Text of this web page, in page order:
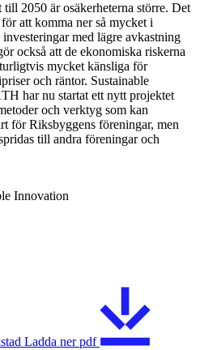
2050 är osäkerheterna större. Det
att komma ner så mycket i
med lägre avkastning
också att de ekonomiska riskerna
mycket känsliga för
och räntor. Sustainable
har nu startat ett nytt projektet
och verktyg som kan
för Riksbyggens föreningar, men
till andra föreningar och
Innovation
Ladda nerpdf